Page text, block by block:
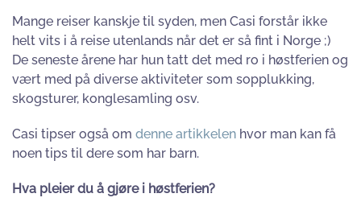
Mange reiser kanskje til syden, men Casi forstår ikke
helt vits i å reise utenlands når det er så fint i Norge ;)
De seneste årene har hun tatt det med ro i høstferien og
vært med på diverse aktiviteter som sopplukking,
skogsturer, konglesamling osv.
Casi tipser også om denne artikkelen hvor man kan få
noen tips til dere som har barn.
Hva pleier du å gjøre i høstferien?